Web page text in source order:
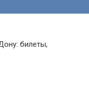
билеты,